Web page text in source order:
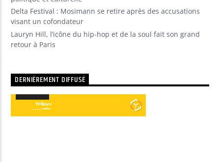
Delta Festival : Mosimann se retire après des accusations
visant un cofondateur
Lauryn Hill, l’icône du hip-hop et de la soul fait son grand
retour à Paris
DERNIÈREMENT DIFFUSÉ
Lecteur
audio